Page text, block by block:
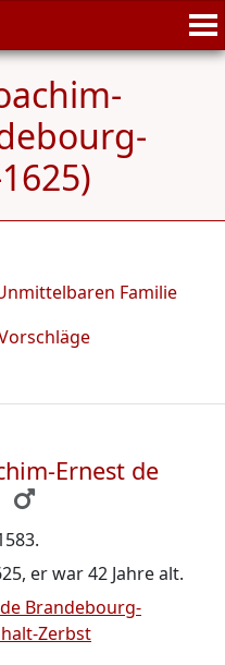
Familie
Ernest de
.
, er war 42 Jahre alt.
Brandebourg-
Zerbst